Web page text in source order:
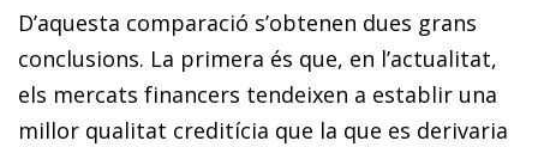
D’aquesta comparació s’obtenen dues grans
conclusions. La primera és que, en l’actualitat,
els mercats financers tendeixen a establir una
millor qualitat creditícia que la que es derivaria